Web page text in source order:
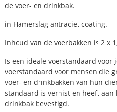
de voer- en drinkbak.
in Hamerslag antraciet coating.
Inhoud van de voerbakken is 2 x
Is een ideale voerstandaard voor
voerstandaard voor mensen die
voer- en drinkbakken van hun
standaard is vernist en heeft aan
drinkbak bevestigd.